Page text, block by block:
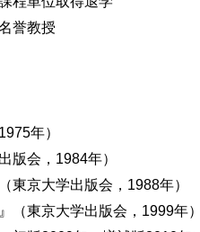
と学問としての会計の可能性
所得
構築を目指して
誉教授
年）
版会，1984年）
東京大学出版会，1988年）
（東京大学出版会，1999年）